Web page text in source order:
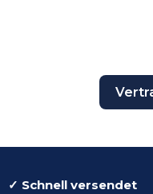
✓ Schnell versendet